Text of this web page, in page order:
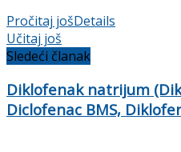
Pročitaj jošDetails
Učitaj još
Sledeći članak
Diklofenak natrijum
Diclofenac BMS,